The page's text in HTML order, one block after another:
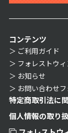
コンテンツ
ご利用ガイド
フォレストウ
お知らせ
お問い合わせ
特定商取引法に
個人情報の取り